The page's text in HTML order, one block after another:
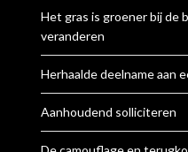
Het gras is groener bij de
veranderen
Herhaalde deelname aan
Aanhoudend solliciteren